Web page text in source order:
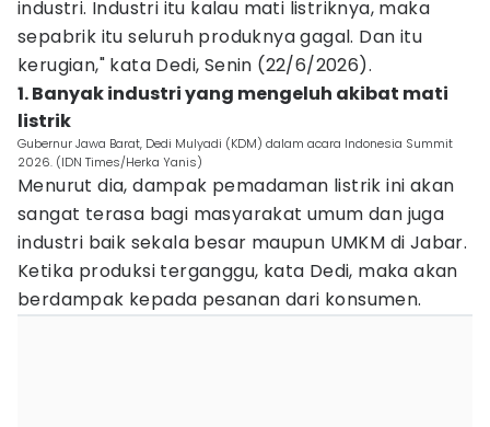
industri. Industri itu kalau mati listriknya, maka
sepabrik itu seluruh produknya gagal. Dan itu
kerugian," kata Dedi, Senin (22/6/2026).
1. Banyak industri yang mengeluh akibat mati
listrik
Gubernur Jawa Barat, Dedi Mulyadi (KDM) dalam acara Indonesia Summit
2026. (IDN Times/Herka Yanis)
Menurut dia, dampak pemadaman listrik ini akan
sangat terasa bagi masyarakat umum dan juga
industri baik sekala besar maupun UMKM di Jabar.
Ketika produksi terganggu, kata Dedi, maka akan
berdampak kepada pesanan dari konsumen.